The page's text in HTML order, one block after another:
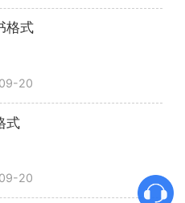
格式
20
式
20